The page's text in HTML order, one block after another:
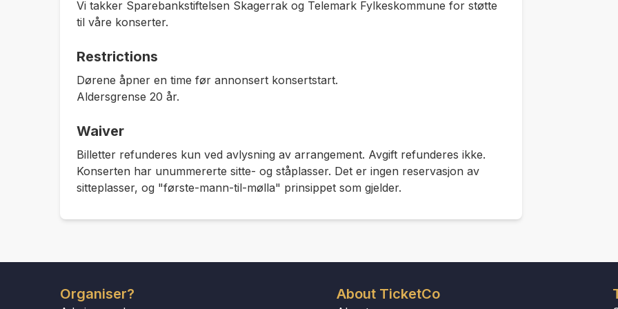
Vi takker Sparebankstiftelsen Skagerrak og Telemark Fylkeskommune for støtte
til våre konserter.
Restrictions
Dørene åpner en time før annonsert konsertstart.
Aldersgrense 20 år.
Waiver
Billetter refunderes kun ved avlysning av arrangement. Avgift refunderes ikke.
Konserten har unummererte sitte- og ståplasser. Det er ingen reservasjon av
sitteplasser, og "første-mann-til-mølla" prinsippet som gjelder.
Organiser? About TicketCo